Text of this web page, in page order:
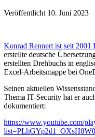
Veröffentlicht 10. Juni 2023
Konrad Rennert ist seit
erstellte deutsche
erstellten Drehbuchs in
Excel-Arbeitsmappe bei
Seinen aktuellen
Thema IT-Security hat er
dokumentiert:
https://www.youtube.com/